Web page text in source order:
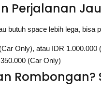
Perjalanan
butuh space lebih lega, bisa
Only), atau IDR 1.000.000
(Car Only)
Rombongan?